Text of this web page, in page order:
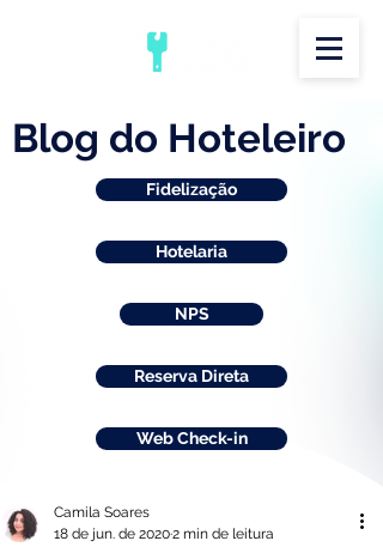
Blog do Hoteleiro
Fidelização
Hotelaria
NPS
Reserva Direta
Web Check-in
Camila Soares
18 de jun. de 20202 min de leitura